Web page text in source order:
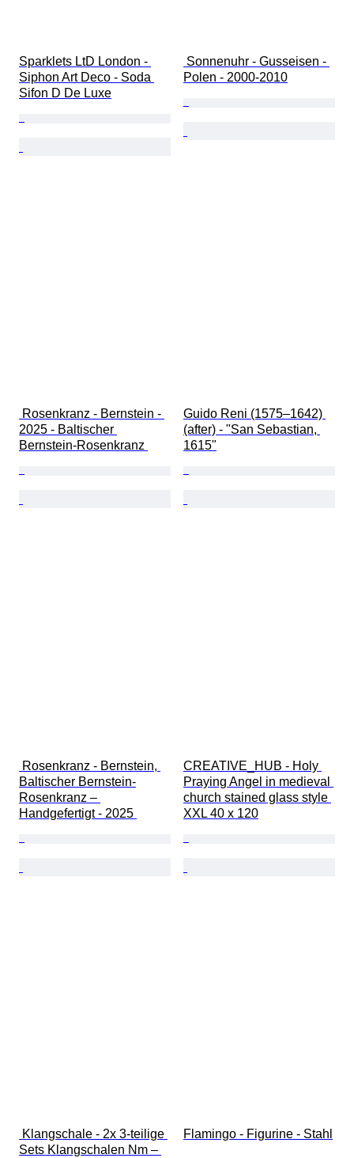
Sparklets LtD London -
Siphon Art Deco - Soda
Sifon D De Luxe
Polen - 2000-2010
2025 - Baltischer
Bernstein-Rosenkranz
Guido Reni (1575–1642)
(after) - "San Sebastian,
1615"
Baltischer Bernstein-
Rosenkranz –
Handgefertigt - 2025
CREATIVE_HUB - Holy
Praying Angel in medieval
church stained glass style
XXL 40 x 120
Sets Klangschalen Nm –
Flamingo - Figurine - Stahl